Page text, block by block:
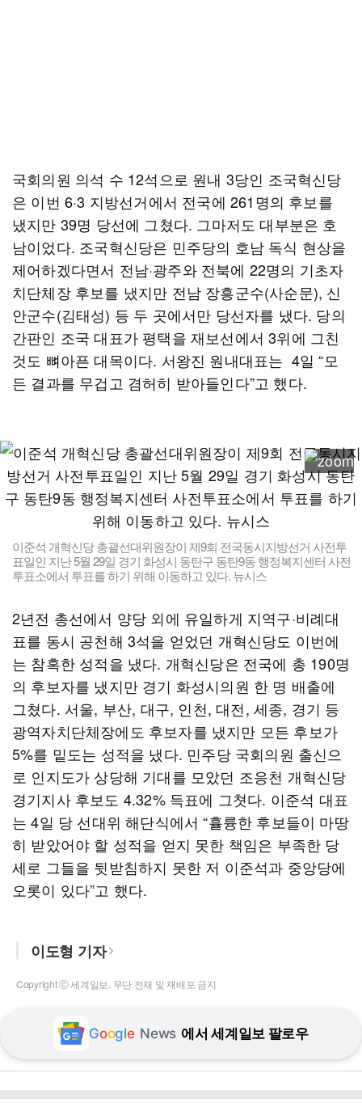
국회의원 의석 수 12석으로 원내 3당인 조국혁신당
은 이번 6·3 지방선거에서 전국에 261명의 후보를
냈지만 39명 당선에 그쳤다. 그마저도 대부분은 호
남이었다. 조국혁신당은 민주당의 호남 독식 현상을
제어하겠다면서 전남·광주와 전북에 22명의 기초자
치단체장 후보를 냈지만 전남 장흥군수(사순문), 신
안군수(김태성) 등 두 곳에서만 당선자를 냈다. 당의
간판인 조국 대표가 평택을 재보선에서 3위에 그친
것도 뼈아픈 대목이다. 서왕진 원내대표는 4일 “모
든 결과를 무겁고 겸허히 받아들인다”고 했다.
이준석 개혁신당 총괄선대위원장이 제9회 전국동시지방선거 사전투
표일인 지난 5월 29일 경기 화성시 동탄구 동탄9동 행정복지센터 사전
투표소에서 투표를 하기 위해 이동하고 있다. 뉴시스
2년전 총선에서 양당 외에 유일하게 지역구·비례대
표를 동시 공천해 3석을 얻었던 개혁신당도 이번에
는 참혹한 성적을 냈다. 개혁신당은 전국에 총 190명
의 후보자를 냈지만 경기 화성시의원 한 명 배출에
그쳤다. 서울, 부산, 대구, 인천, 대전, 세종, 경기 등
광역자치단체장에도 후보자를 냈지만 모든 후보가
5%를 밑도는 성적을 냈다. 민주당 국회의원 출신으
로 인지도가 상당해 기대를 모았던 조응천 개혁신당
경기지사 후보도 4.32% 득표에 그쳣다. 이준석 대표
는 4일 당 선대위 해단식에서 “휼륭한 후보들이 마땅
히 받았어야 할 성적을 얻지 못한 책임은 부족한 당
세로 그들을 뒷받침하지 못한 저 이준석과 중앙당에
오롯이 있다”고 했다.
이도형 기자
Copyright ⓒ 세계일보. 무단 전재 및 재배포 금지
Google News 에서 세계일보 팔로우